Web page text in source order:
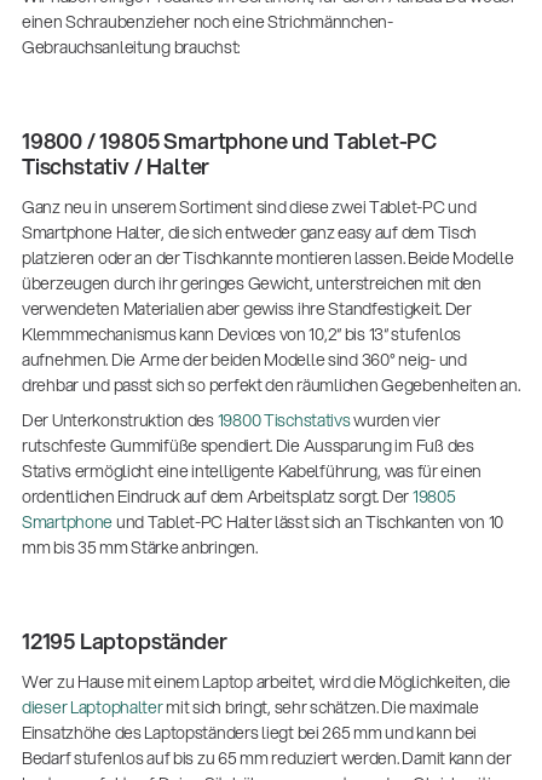
einen Schraubenzieher noch eine Strichmännchen-
Gebrauchsanleitung brauchst:
19800 / 19805 Smartphone und Tablet-PC
Tischstativ / Halter
Ganz neu in unserem Sortiment sind diese zwei Tablet-PC und
Smartphone Halter, die sich entweder ganz easy auf dem Tisch
platzieren oder an der Tischkannte montieren lassen. Beide Modelle
überzeugen durch ihr geringes Gewicht, unterstreichen mit den
verwendeten Materialien aber gewiss ihre Standfestigkeit. Der
Klemmmechanismus kann Devices von 10,2“ bis 13“ stufenlos
aufnehmen. Die Arme der beiden Modelle sind 360° neig- und
drehbar und passt sich so perfekt den räumlichen Gegebenheiten an.
Der Unterkonstruktion des19800 Tischstativswurden vier
rutschfeste Gummifüße spendiert. Die Aussparung im Fuß des
Stativs ermöglicht eine intelligente Kabelführung, was für einen
ordentlichen Eindruck auf dem Arbeitsplatz sorgt. Der19805
Smartphoneund Tablet-PC Halter lässt sich an Tischkanten von 10
mm bis 35 mm Stärke anbringen.
12195 Laptopständer
Wer zu Hause mit einem Laptop arbeitet, wird die Möglichkeiten, die
dieser Laptophaltermit sich bringt, sehr schätzen. Die maximale
Einsatzhöhe des Laptopständers liegt bei 265 mm und kann bei
Bedarf stufenlos auf bis zu 65 mm reduziert werden. Damit kann der